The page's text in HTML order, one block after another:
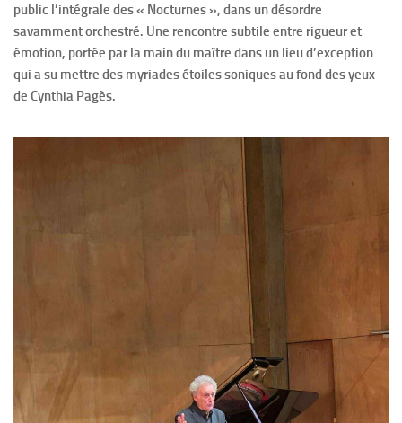
public l’intégrale des « Nocturnes », dans un désordre
savamment orchestré. Une rencontre subtile entre rigueur et
émotion, portée par la main du maître dans un lieu d’exception
qui a su mettre des myriades étoiles soniques au fond des yeux
de Cynthia Pagès.